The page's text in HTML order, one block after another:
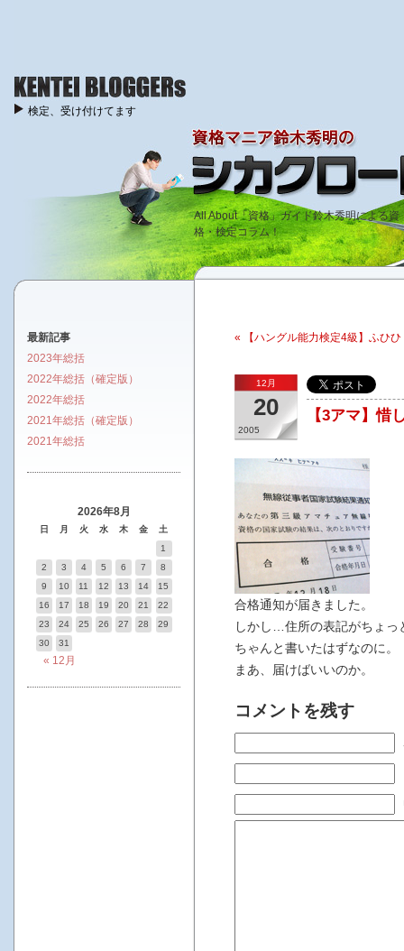
All About「資格」ガイド鈴木秀明による資
格・検定コラム！
検定、受け付けてます
« 【ハングル能力検定4級】ふひひ
12月
20
2005
【3アマ】惜
合格通知が届きました。
しかし…住所の表記がちょ
ちゃんと書いたはずなのに。
まあ、届けばいいのか。
コメントを残す
最新記事
2023年総括
2022年総括（確定版）
2022年総括
2021年総括（確定版）
2021年総括
2026年8月
日 月 火 水 木 金 土
« 12月
1
2
3 4 5 6 7
8
9
10 11 12 13 14
15
16
17 18 19 20 21
22
23
24 25 26 27 28
29
30
31